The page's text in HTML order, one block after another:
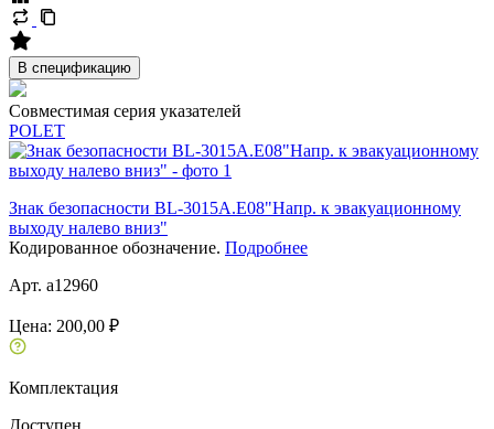
В спецификацию
Совместимая серия указателей
POLET
Знак безопасности BL-3015A.E08"Напр. к эвакуационному
выходу налево вниз"
Кодированное обозначение. Подробнее
Арт. a12960
Цена: 200,00 ₽
Комплектация
Доступен